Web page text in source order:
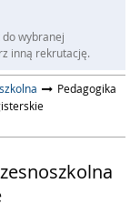
wybranej
inną rekrutację.
Pedagogika